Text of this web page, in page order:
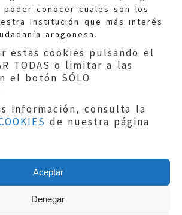
conocer cuales son los
Institución que más interés
aragonesa.
estas cookies pulsando el
TODAS o limitar a las
el botón SÓLO
información, consulta la
de nuestra página
Aceptar
Denegar
900 210 210/
|Política de privacidad|
Datos
de cookies
El Justicia de Aragón|
Sephor Consulting